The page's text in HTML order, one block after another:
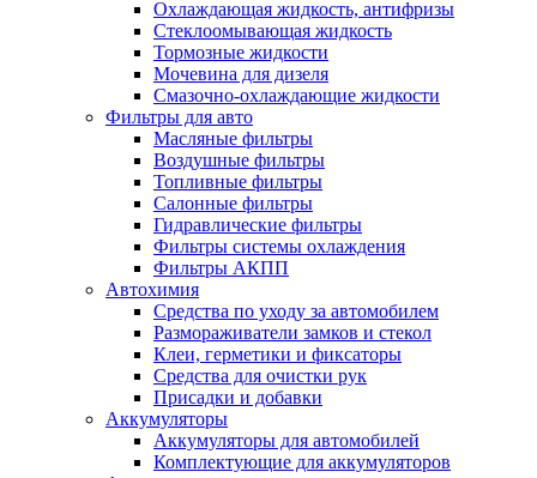
Охлаждающая жидкость, антифризы
Стеклоомывающая жидкость
Тормозные жидкости
Мочевина для дизеля
Смазочно-охлаждающие жидкости
Фильтры для авто
Масляные фильтры
Воздушные фильтры
Топливные фильтры
Салонные фильтры
Гидравлические фильтры
Фильтры системы охлаждения
Фильтры АКПП
Автохимия
Средства по уходу за автомобилем
Размораживатели замков и стекол
Клеи, герметики и фиксаторы
Средства для очистки рук
Присадки и добавки
Аккумуляторы
Аккумуляторы для автомобилей
Комплектующие для аккумуляторов